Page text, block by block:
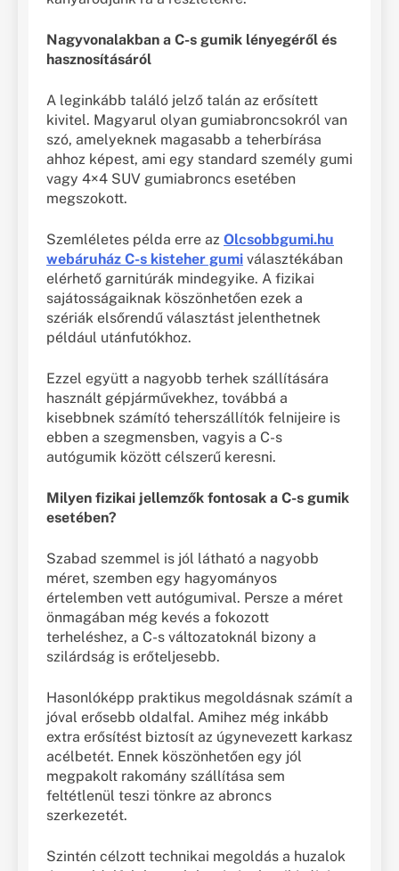
Nagyvonalakban a C-s gumik lényegéről és
hasznosításáról
A leginkább találó jelző talán az erősített
kivitel. Magyarul olyan gumiabroncsokról van
szó, amelyeknek magasabb a teherbírása
ahhoz képest, ami egy standard személy gumi
vagy 4×4 SUV gumiabroncs esetében
megszokott.
Szemléletes példa erre az Olcsobbgumi.hu
webáruház C-s kisteher gumi választékában
elérhető garnitúrák mindegyike. A fizikai
sajátosságaiknak köszönhetően ezek a
szériák elsőrendű választást jelenthetnek
például utánfutókhoz.
Ezzel együtt a nagyobb terhek szállítására
használt gépjárművekhez, továbbá a
kisebbnek számító teherszállítók felnijeire is
ebben a szegmensben, vagyis a C-s
autógumik között célszerű keresni.
Milyen fizikai jellemzők fontosak a C-s gumik
esetében?
Szabad szemmel is jól látható a nagyobb
méret, szemben egy hagyományos
értelemben vett autógumival. Persze a méret
önmagában még kevés a fokozott
terheléshez, a C-s változatoknál bizony a
szilárdság is erőteljesebb.
Hasonlóképp praktikus megoldásnak számít a
jóval erősebb oldalfal. Amihez még inkább
extra erősítést biztosít az úgynevezett karkasz
acélbetét. Ennek köszönhetően egy jól
megpakolt rakomány szállítása sem
feltétlenül teszi tönkre az abroncs
szerkezetét.
Szintén célzott technikai megoldás a huzalok